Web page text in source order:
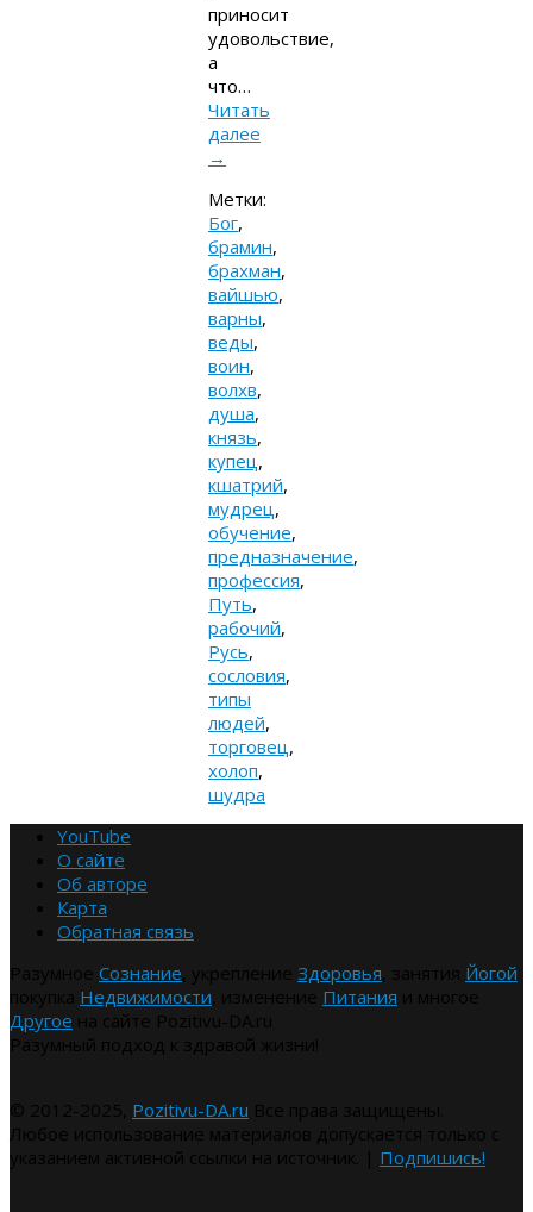
приносит
удовольствие,
а
что…
Читать
далее
→
Метки:
Бог,
брамин,
брахман,
вайшью,
варны,
веды,
воин,
волхв,
душа,
князь,
купец,
кшатрий,
мудрец,
обучение,
предназначение,
профессия,
Путь,
рабочий,
Русь,
сословия,
типы
людей,
торговец,
холоп,
шудра
YouTube
О сайте
Об авторе
Карта
Обратная связь
Сознание Здоровья
Йогой
Недвижимости Питания
Другое
Pozitivu-DA.ru
Подпишись!